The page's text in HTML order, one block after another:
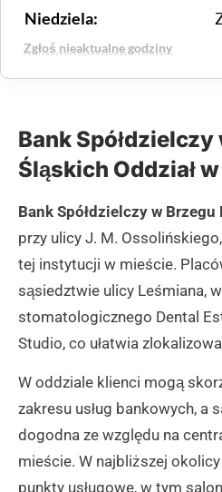
Niedziela:
Zgłoś nieaktualne godziny
Bank
Śląskich Oddział
Bank Spółdzielczy w Brzegu
przy ulicy J. M.
tej instytucji w mieście.
sąsiedztwie ulicy Leśmiana,
stomatologicznego Dental
Studio, co ułatwia
W oddziale klienci mogą
zakresu usług bankowych, a
dogodna ze względu na
mieście. W najbliższej
punkty usługowe, w tym